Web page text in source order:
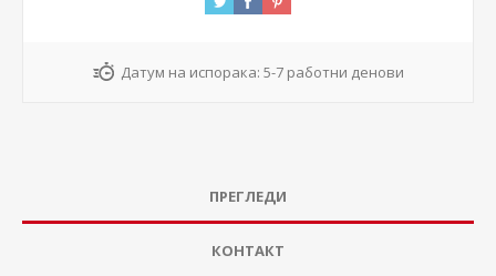
Датум на испорака: 5-7 работни денови
ПРЕГЛЕДИ
КОНТАКТ